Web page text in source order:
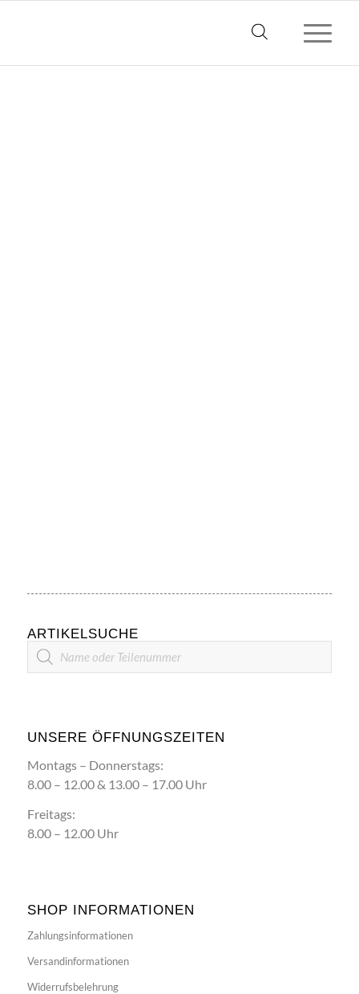
ARTIKELSUCHE
Artikelsuche
UNSERE ÖFFNUNGSZEITEN
Montags – Donnerstags:
8.00 – 12.00 & 13.00 – 17.00 Uhr
Freitags:
8.00 – 12.00 Uhr
SHOP INFORMATIONEN
Zahlungsinformationen
Versandinformationen
Widerrufsbelehrung